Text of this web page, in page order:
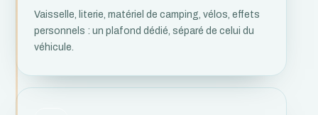
Vaisselle, literie, matériel de camping, vélos, effets
personnels : un plafond dédié, séparé de celui du
véhicule.